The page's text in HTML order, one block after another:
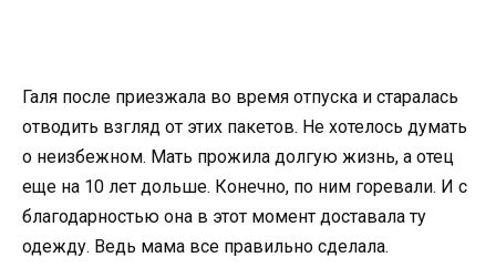
Галя после приезжала во время отпуска и старалась
отводить взгляд от этих пакетов. Не хотелось думать
о неизбежном. Мать прожила долгую жизнь, а отец
еще на 10 лет дольше. Конечно, по ним горевали. И с
благодарностью она в этот момент доставала ту
одежду. Ведь мама все правильно сделала.